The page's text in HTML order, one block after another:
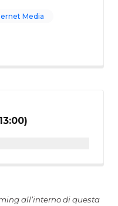
Media
all’interno di questa